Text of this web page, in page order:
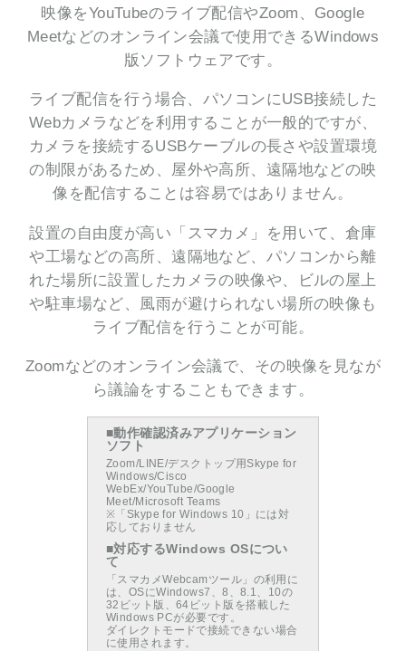
映像をYouTubeのライブ配信やZoom、Google
Meetなどのオンライン会議で使用できるWindows
版ソフトウェアです。
ライブ配信を行う場合、パソコンにUSB接続した
Webカメラなどを利用することが一般的ですが、
カメラを接続するUSBケーブルの長さや設置環境
の制限があるため、屋外や高所、遠隔地などの映
像を配信することは容易ではありません。
設置の自由度が高い「スマカメ」を用いて、倉庫
や工場などの高所、遠隔地など、パソコンから離
れた場所に設置したカメラの映像や、ビルの屋上
や駐車場など、風雨が避けられない場所の映像も
ライブ配信を行うことが可能。
Zoomなどのオンライン会議で、その映像を見なが
ら議論をすることもできます。
■動作確認済みアプリケーション
ソフト
Zoom/LINE/デスクトップ用Skype for
Windows/Cisco
WebEx/YouTube/Google
Meet/Microsoft Teams
※「Skype for Windows 10」には対
応しておりません
■対応するWindows OSについ
て
「スマカメWebcamツール」の利用に
は、OSにWindows7、8、8.1、10の
32ビット版、64ビット版を搭載した
Windows PCが必要です。
ダイレクトモードで接続できない場合
に使用されます。